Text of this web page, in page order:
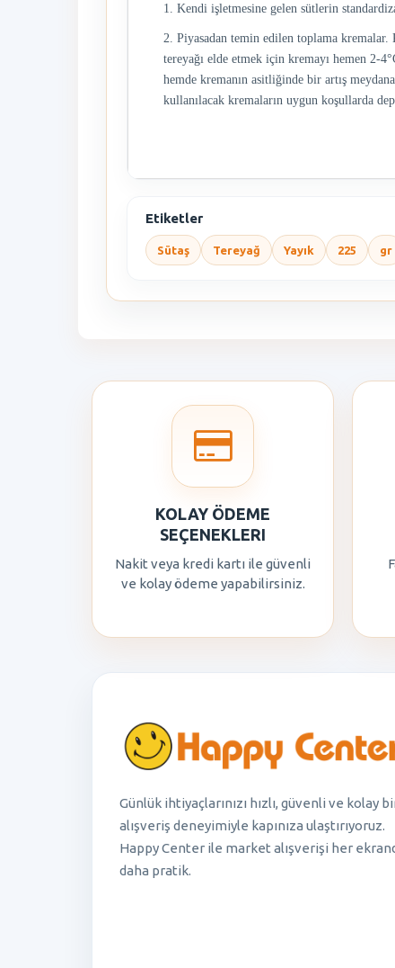
1. Kendi işletmesine gelen sütlerin
2. Piyasadan temin edilen toplama kremalar.
tereyağı elde etmek için kremayı hemen 2-
hemde kremanın asitliğinde bir artış
kullanılacak kremaların uygun koşullarda
Etiketler
Sütaş Tereyağ Yayık 225 gr
KOLAY ÖDEME
SEÇENEKLERI
Nakit veya kredi kartı ile güvenli
ve kolay ödeme yapabilirsiniz.
Günlük ihtiyaçlarınızı hızlı, güvenli ve kolay
alışveriş deneyimiyle kapınıza ulaştırıyoruz.
Happy Center ile market alışverişi her
daha pratik.